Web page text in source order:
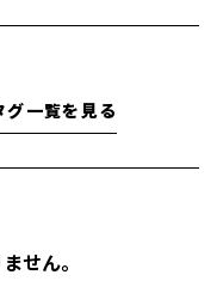
グ一覧を見る
せん。